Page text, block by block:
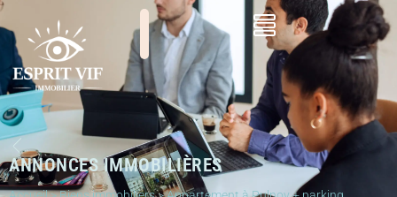
ANNONCES IMMOBILIÈRES